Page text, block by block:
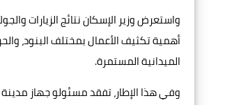
واستعرض وزير الإسكان نتائج الزيارات
أهمية تكثيف الأعمال بمختلف البنود،
الميدانية المستمرة.
وفي هذا الإطار، تفقد مسئولو جهاز